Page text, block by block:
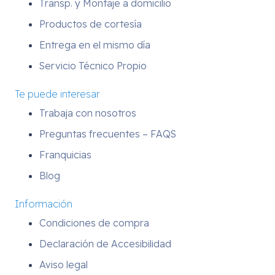
Transp. y Montaje a domicilio
Productos de cortesía
Entrega en el mismo día
Servicio Técnico Propio
Te puede interesar
Trabaja con nosotros
Preguntas frecuentes – FAQS
Franquicias
Blog
Información
Condiciones de compra
Declaración de Accesibilidad
Aviso legal